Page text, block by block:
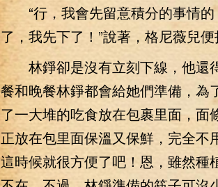
“行，我會先留意積分的事情的
了，我先下了！”說著，格尼薇兒
林錚卻是沒有立刻下線，他還
餐和晚餐林錚都會給她們準備，為
了一大堆的吃食放在包裹里面，面
正放在包里面保溫又保鮮，完全不
這時候就很方便了吧！恩，雖然種